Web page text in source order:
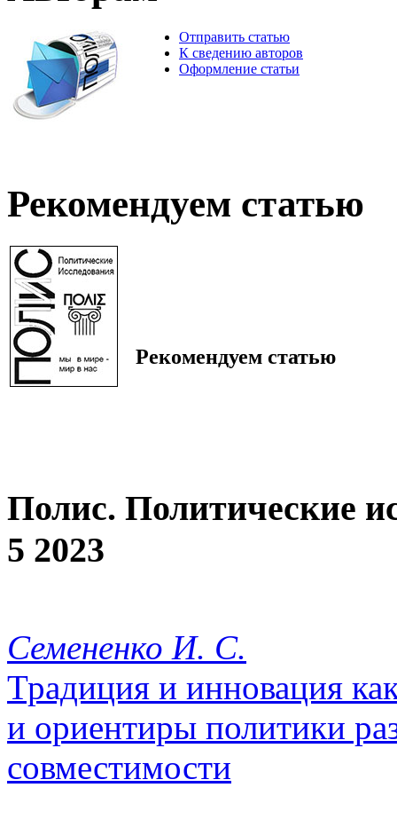
Отправить статью
К сведению авторов
Оформление статьи
Рекомендуем статью
Рекомендуем статью
Полис. Политические
5 2023
Семененко И. С.
Традиция и инновация
и ориентиры политики
совместимости